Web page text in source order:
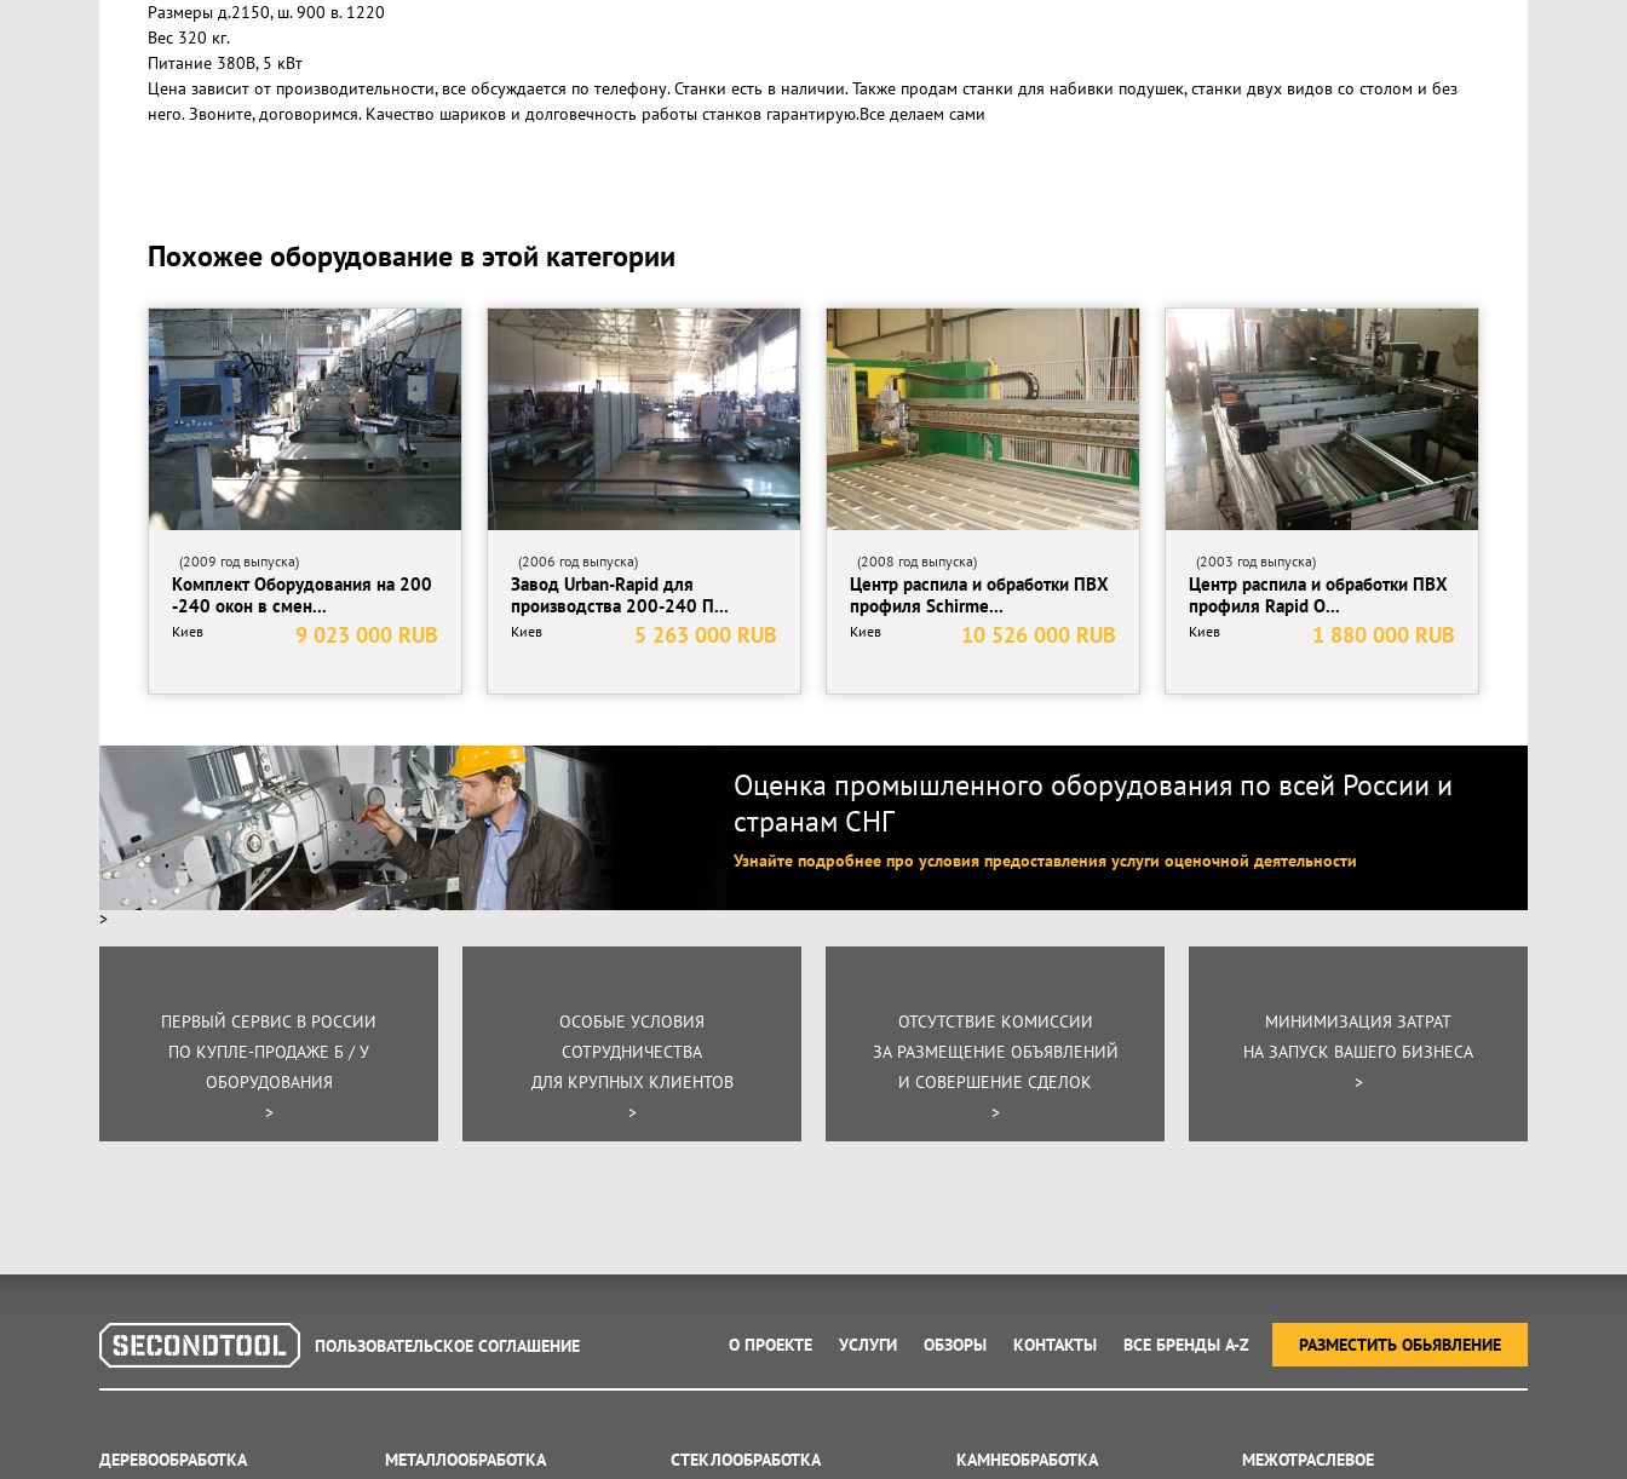
Размеры д.2150, ш. 900 в. 1220
Вес 320 кг.
Питание 380В, 5 кВт
Цена зависит от производительности, все обсуждается по телефону. Станки есть в наличии. Также продам станки для набивки подушек, станки двух видов со столом и без
него. Звоните, договоримся. Качество шариков и долговечность работы станков гарантирую.Все делаем сами
Похожее оборудование в этой категории
(2009 год выпуска)
Комплект Оборудования на 200
-240 окон в смен...
9 023 000 RUB
Киев
(2006 год выпуска)
Завод Urban-Rapid для
производства 200-240 П...
5 263 000 RUB
Киев
(2008 год выпуска)
Центр распила и обработки ПВХ
профиля Schirme...
10 526 000 RUB
Киев
(2003 год выпуска)
Центр распила и обработки ПВХ
профиля Rapid O...
1 880 000 RUB
Киев
Оценка промышленного оборудования по всей России и
странам СНГ
Узнайте подробнее про условия предоставления услуги оценочной деятельности
>
ПЕРВЫЙ СЕРВИС В РОССИИ
ПО КУПЛЕ-ПРОДАЖЕ Б / У
ОБОРУДОВАНИЯ
>
ОСОБЫЕ УСЛОВИЯ
СОТРУДНИЧЕСТВА
ДЛЯ КРУПНЫХ КЛИЕНТОВ
>
ОТСУТСТВИЕ КОМИССИИ
ЗА РАЗМЕЩЕНИЕ ОБЪЯВЛЕНИЙ
И СОВЕРШЕНИЕ СДЕЛОК
>
МИНИМИЗАЦИЯ ЗАТРАТ
НА ЗАПУСК ВАШЕГО БИЗНЕСА
>
ПОЛЬЗОВАТЕЛЬСКОЕ СОГЛАШЕНИЕ РАЗМЕСТИТЬ ОБЬЯВЛЕНИЕ
О ПРОЕКТЕ УСЛУГИ ОБЗОРЫ КОНТАКТЫ ВСЕ БРЕНДЫ A-Z
ДЕРЕВООБРАБОТКА МЕТАЛЛООБРАБОТКА СТЕКЛООБРАБОТКА КАМНЕОБРАБОТКА МЕЖОТРАСЛЕВОЕ